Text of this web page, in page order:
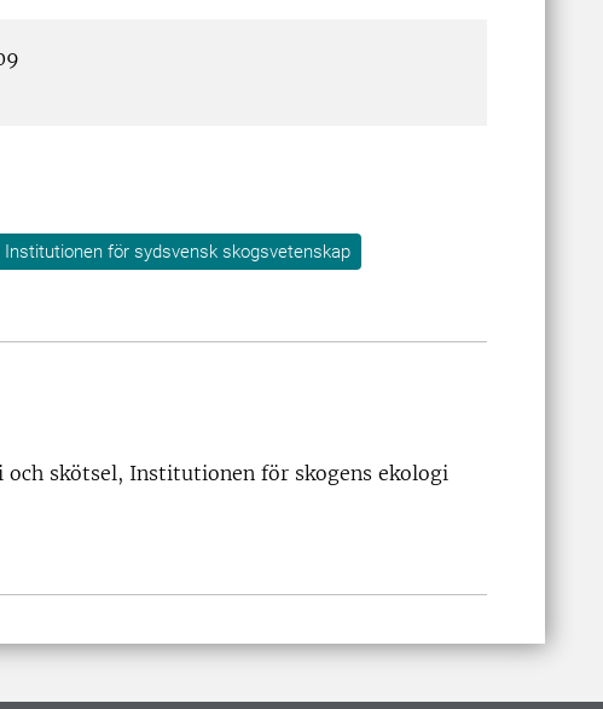
Institutionen för sydsvensk skogsvetenskap
skötsel, Institutionen för skogens ekologi